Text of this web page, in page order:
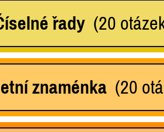
řady (20
znaménka (20